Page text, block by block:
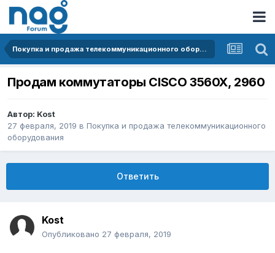
Покупка и продажа телекоммуникационного оборудования
Продам коммутаторы CISCO 3560X, 2960
Автор: Kost
27 февраля, 2019 в Покупка и продажа телекоммуникационного
оборудования
Ответить
Kost
Опубликовано 27 февраля, 2019